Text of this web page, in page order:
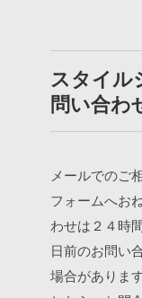
スタイル
問い合わ
メールでのご
フォームへお
わせは２４時
日前のお問い
場合があります